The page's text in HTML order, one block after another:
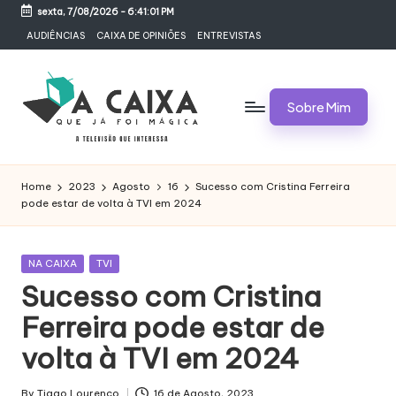
content
sexta, 7/08/2026- 6:41:01 PM
AUDIÊNCIAS CAIXA DE OPINIÕES ENTREVISTAS
A
C
A
I
X
A
Q
U
Programas,
e
Bastidores
Sobre Mim
Home 2023 Agosto 16
Sucesso com Cristina Ferreira
pode estar de volta à TVI em 2024
Posted
NA CAIXA TVI
Sucesso com Cristina
Ferreira pode estar de
volta à TVI em 2024